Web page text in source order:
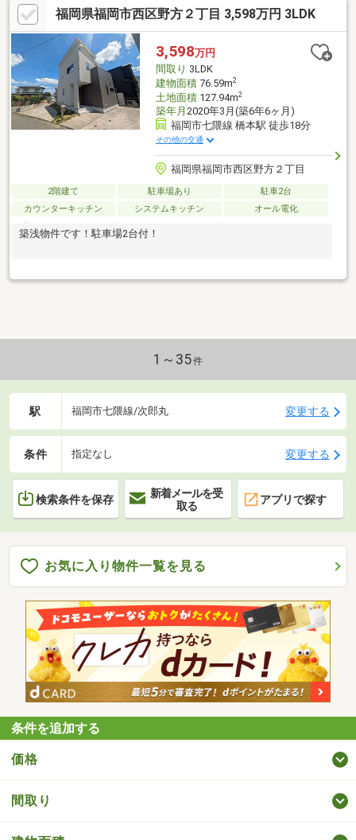
福岡県福岡市西区野方２丁目 3,598万円 3LDK
3,598万円
間取り 3LDK
建物面積76.59m2
土地面積127.94m2
築年月 2020年3月(築6年6ヶ月)
福岡市七隈線 橋本駅 徒歩18分
その他の交通
福岡県福岡市西区野方２丁目
2階建て 駐車場あり
駐車2台
カウンターキッチン
システムキッチン オール電化
築浅物件です！駐車場2台付！
1～35件
駅 福岡市七隈線/次郎丸 変更する
条件 指定なし 変更する
検索条件を保存
新着メールを受
取る
アプリで探す
お気に入り物件一覧を見る
条件を追加する
価格
間取り